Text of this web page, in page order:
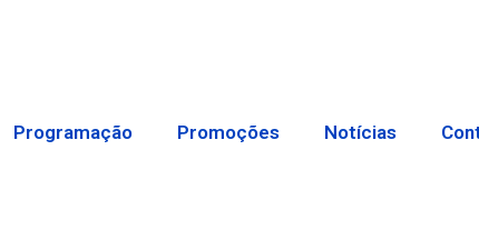
Programação Promoções Notícias